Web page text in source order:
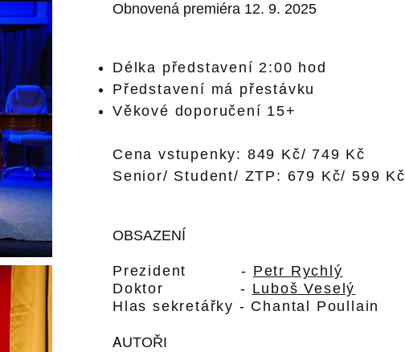
Obnovená premiéra 12. 9. 2025
Délka představení 2:00 hod
Představení má přestávku
Věkové doporučení 15+
Cena vstupenky: 849 Kč/ 749 Kč
Senior/ Student/ ZTP: 679 Kč/ 599 Kč
OBSAZENÍ
Prezident - Petr Rychlý
Doktor - Luboš Veselý
Hlas sekretářky - Chantal Poullain
AUTOŘI